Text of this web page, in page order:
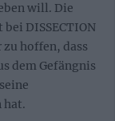
will. Die
DISSECTION
hoffen, dass
dem Gefängnis
hat.